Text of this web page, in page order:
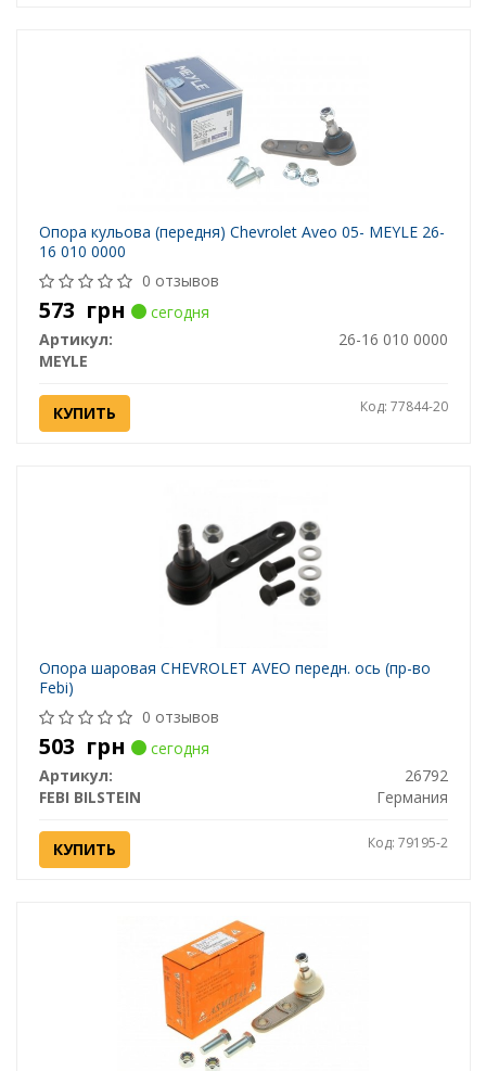
Опора кульова (передня) Chevrolet Aveo 05- MEYLE 26-
16 010 0000
0 отзывов
573 грн
сегодня
Артикул:
26-16 010 0000
MEYLE
КУПИТЬ Код: 77844-20
Опора шаровая CHEVROLET AVEO передн. ось (пр-во
Febi)
0 отзывов
503 грн
сегодня
Артикул:
26792
FEBI BILSTEIN
Германия
КУПИТЬ Код: 79195-2